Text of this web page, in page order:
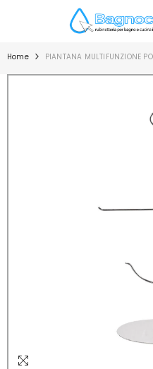
Home PIANTANA MULTIFUNZIONE